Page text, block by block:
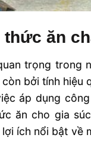
ăn
trọng trong
bởi tính
áp dụng
ăn cho gia
ích nổi bật về